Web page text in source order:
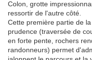
Colon, grotte
ressortir de l'autre côté.
Cette première partie de
prudence (traversée de
en forte pente, rochers
randonneurs) permet